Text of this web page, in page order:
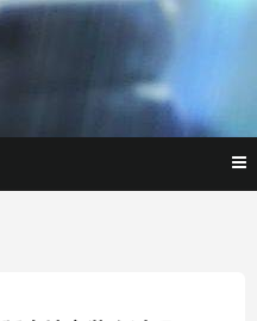
托尼不是
塔克
聊天….